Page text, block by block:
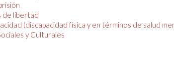
de libertad
(discapacidad física y en términos de salud
y Culturales